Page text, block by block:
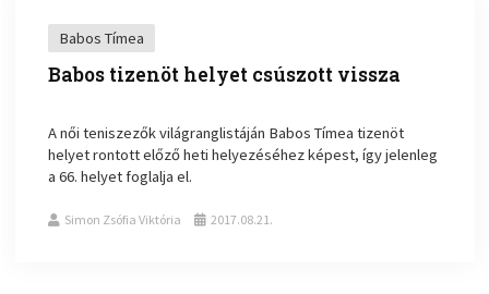
Babos Tímea
Babos tizenöt helyet csúszott vissza
A női teniszezők világranglistáján Babos Tímea tizenöt
helyet rontott előző heti helyezéséhez képest, így jelenleg
a 66. helyet foglalja el.
Simon Zsófia Viktória 2017.08.21.